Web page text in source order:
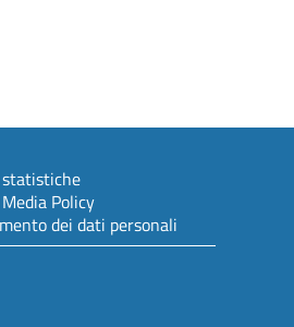
Policy
dei dati personali